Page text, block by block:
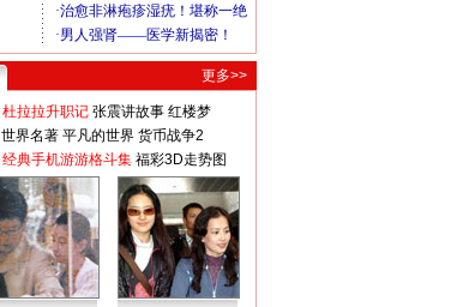
更多>>
杜拉拉升职记 张震讲故事 红楼梦
世界名著 平凡的世界 货币战争2
经典手机游游格斗集 福彩3D走势图